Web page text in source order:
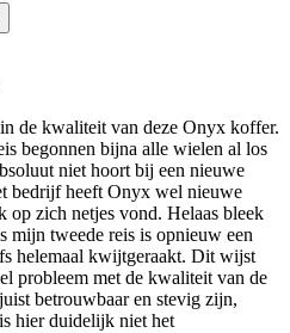
de kwaliteit van deze Onyx koffer.
begonnen bijna alle wielen al los
niet hoort bij een nieuwe
bedrijf heeft Onyx wel nieuwe
op zich netjes vond. Helaas bleek
mijn tweede reis is opnieuw een
helemaal kwijtgeraakt. Dit wijst
probleem met de kwaliteit van de
betrouwbaar en stevig zijn,
hier duidelijk niet het